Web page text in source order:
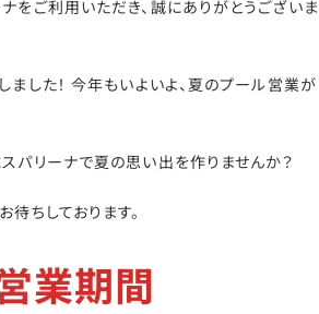
をご利用いただき、誠にありがとうございま
ました！ 今年もいよいよ、夏のプール営業が
パリーナで夏の思い出を作りませんか？
ちしております。
業期間